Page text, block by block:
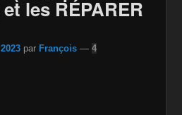
les RÉPARER
par François —4